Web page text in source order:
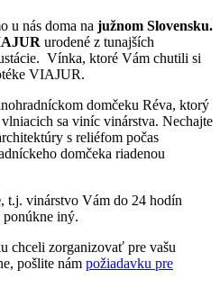
u nás doma na južnom Slovensku.
urodené z tunajších
Vínka, ktoré Vám chutili si
VIAJUR.
domčeku Réva, ktorý
sa viníc vinárstva. Nechajte
s reliéfom počas
domčeka riadenou
, t.j. vinárstvo Vám do 24 hodín
iný.
chceli zorganizovať pre vašu
pošlite nám požiadavku pre